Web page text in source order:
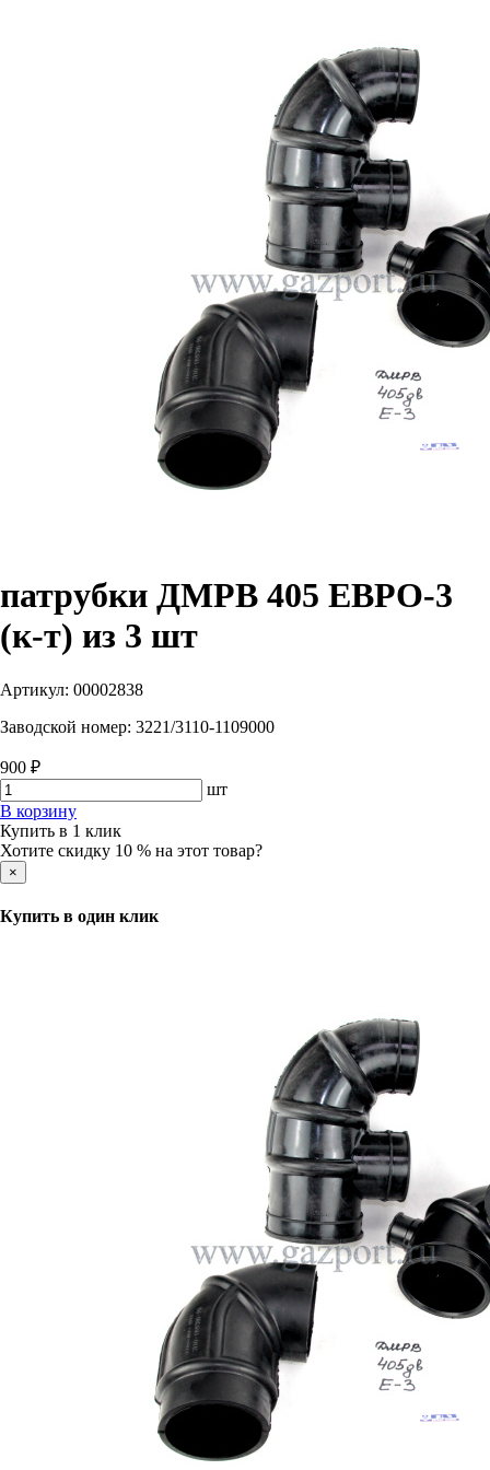
патрубки ДМРВ 405 ЕВРО-3
(к-т) из 3 шт
Артикул: 00002838
Заводской номер: 3221/3110-1109000
900 ₽
шт
В корзину
Купить в 1 клик
Хотите скидку 10 % на этот товар?
×
Купить в один клик